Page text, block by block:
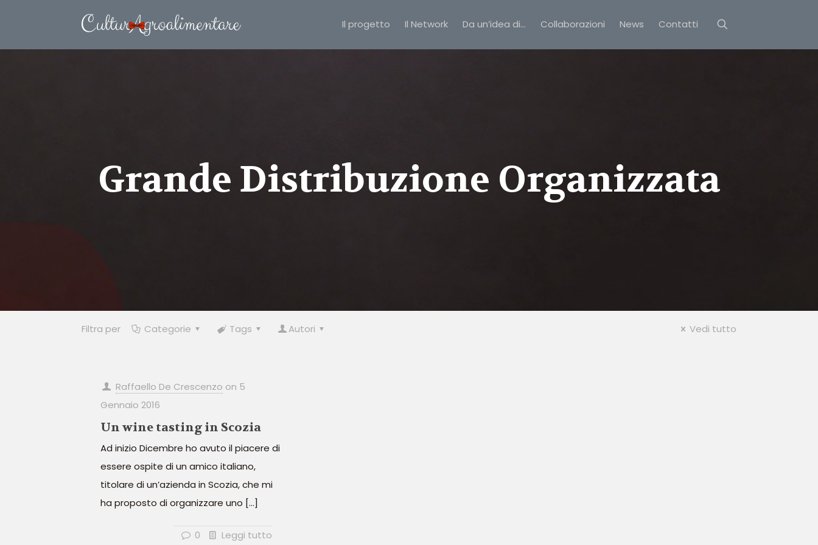
Il progetto Il Network Da un’idea di… Collaborazioni News Contatti
Grande Distribuzione Organizzata
Filtra per Categorie Tags Autori Vedi tutto
Raffaello De Crescenzo on 5
Gennaio 2016
Un wine tasting in Scozia
Ad inizio Dicembre ho avuto il piacere di
essere ospite di un amico italiano,
titolare di un’azienda in Scozia, che mi
ha proposto di organizzare uno […]
0 Leggi tutto